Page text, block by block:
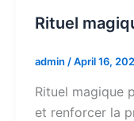
Rituel
admin /April 16,
Rituel magique
et renforcer la